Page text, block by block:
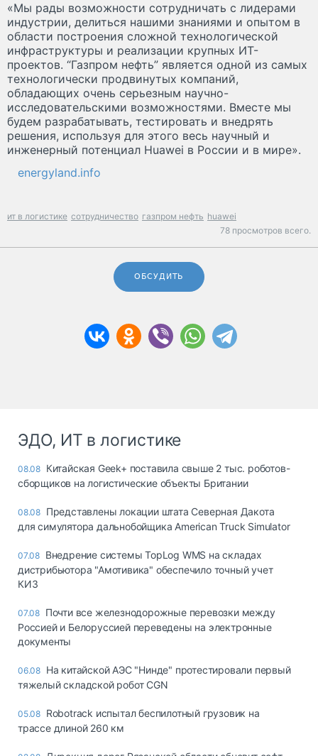
«Мы рады возможности сотрудничать с лидерами
индустрии, делиться нашими знаниями и опытом в
области построения сложной технологической
инфраструктуры и реализации крупных ИТ-
проектов. “Газпром нефть” является одной из самых
технологически продвинутых компаний,
обладающих очень серьезным научно-
исследовательскими возможностями. Вместе мы
будем разрабатывать, тестировать и внедрять
решения, используя для этого весь научный и
инженерный потенциал Huawei в России и в мире».
energyland.info
ит в логистике сотрудничество газпром нефть huawei
78 просмотров всего.
ОБСУДИТЬ
ЭДО, ИТ в логистике
08.08 Китайская Geek+ поставила свыше 2 тыс. роботов-
сборщиков на логистические объекты Британии
08.08 Представлены локации штата Северная Дакота
для симулятора дальнобойщика American Truck Simulator
07.08 Внедрение системы TopLog WMS на складах
дистрибьютора "Амотивика" обеспечило точный учет
КИЗ
07.08 Почти все железнодорожные перевозки между
Россией и Белоруссией переведены на электронные
документы
06.08 На китайской АЭС "Нинде" протестировали первый
тяжелый складской робот CGN
05.08 Robotrack испытал беспилотный грузовик на
трассе длиной 260 км